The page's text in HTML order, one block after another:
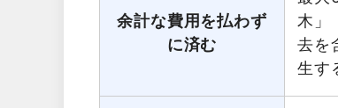
余計な費用を払わず
に済む
木」
去を
生す